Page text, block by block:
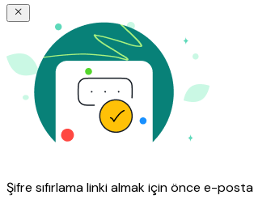
Şifre sıfırlama linki almak için önce e-